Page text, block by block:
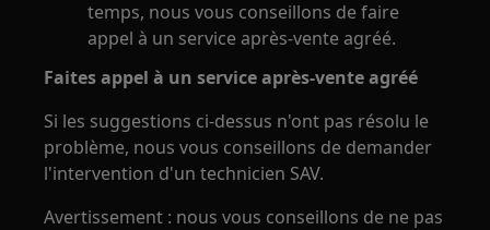
temps, nous vous conseillons de faire
appel à un service après-vente agréé.
Faites appel à un service après-vente agréé
Si les suggestions ci-dessus n'ont pas résolu le
problème, nous vous conseillons de demander
l'intervention d'un technicien SAV.
Avertissement : nous vous conseillons de ne pas